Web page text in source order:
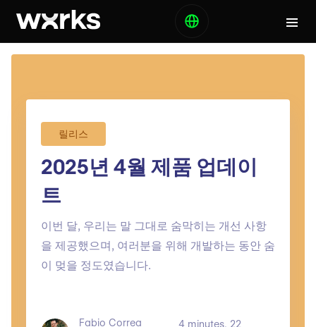
릴리스
2025년 4월 제품 업데이
트
이번 달, 우리는 말 그대로 숨막히는 개선 사항
을 제공했으며, 여러분을 위해 개발하는 동안 숨
이 멎을 정도였습니다.
Fabio Correa
4 minutes, 22